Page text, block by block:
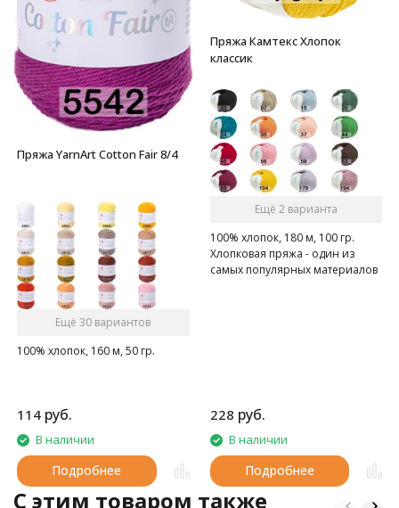
Пряжа YarnArt Cotton Fair 8/4
Ещё 30 вариантов
100% хлопок, 160 м, 50 гр.
114 руб.
В наличии
Подробнее
Пряжа Камтекс Хлопок
классик
Ещё 2 варианта
100% хлопок, 180 м, 100 гр.
Хлопковая пряжа - один из
самых популярных материалов
228 руб.
В наличии
Подробнее
C этим товаром также